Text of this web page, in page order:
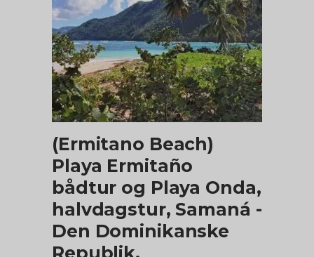
TILFØJ TIL KURV
(Ermitano Beach)
Playa Ermitaño
bådtur og Playa Onda,
halvdagstur, Samaná -
Den Dominikanske